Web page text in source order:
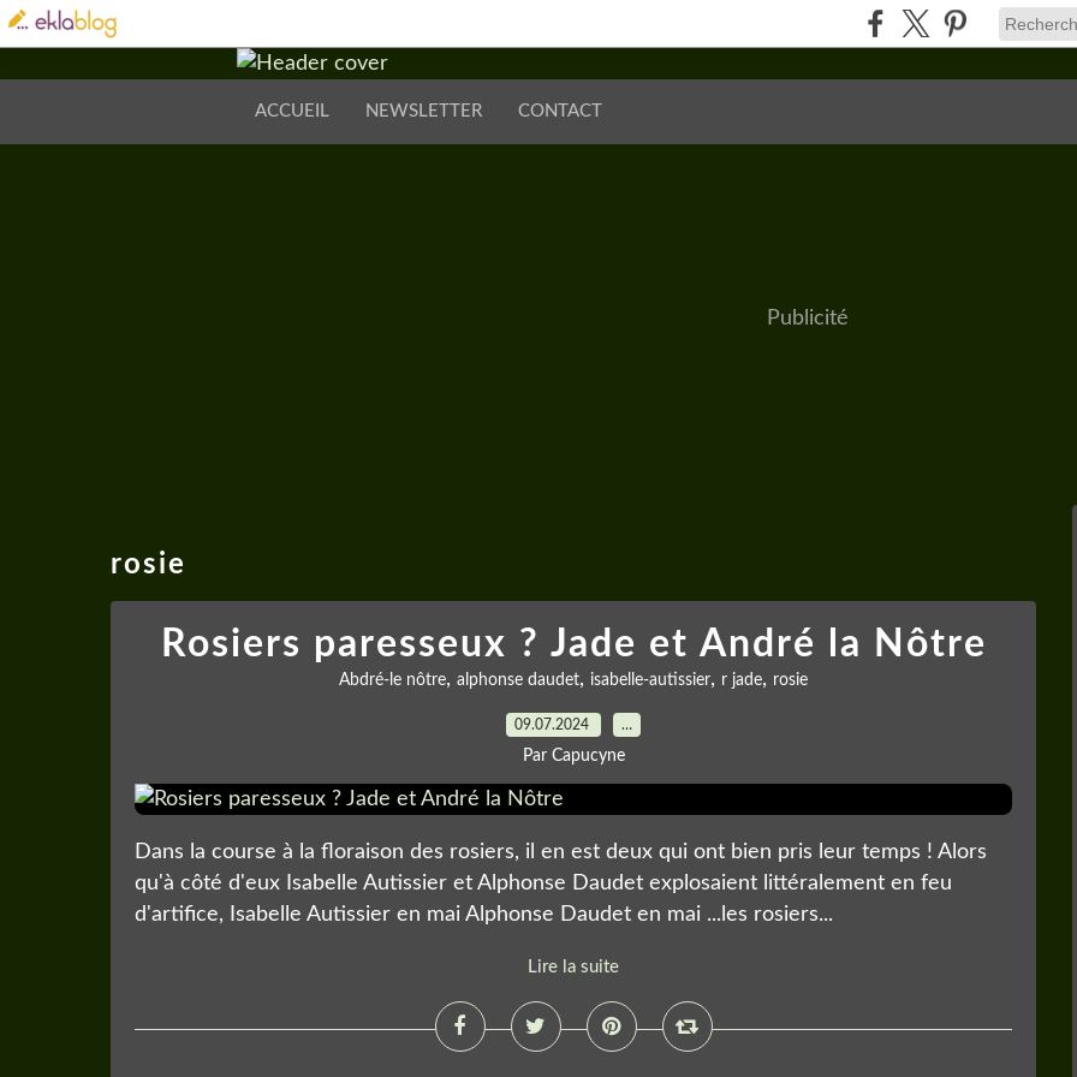
ACCUEIL NEWSLETTER CONTACT
Publicité
rosie
Rosiers paresseux ? Jade et André la Nôtre
Abdré-le nôtre, alphonse daudet, isabelle-autissier, r jade, rosie
09.07.2024 …
Par Capucyne
Dans la course à la floraison des rosiers, il en est deux qui ont bien pris leur temps ! Alors
qu'à côté d'eux Isabelle Autissier et Alphonse Daudet explosaient littéralement en feu
d'artifice, Isabelle Autissier en mai Alphonse Daudet en mai ...les rosiers...
Lire la suite